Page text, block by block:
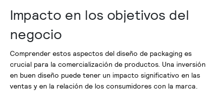
Impacto en los objetivos del
negocio
Comprender estos aspectos del diseño de packaging es
crucial para la comercialización de productos. Una inversión
en buen diseño puede tener un impacto significativo en las
ventas y en la relación de los consumidores con la marca.